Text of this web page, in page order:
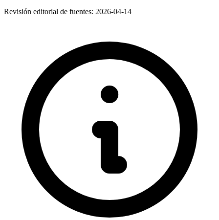
Revisión editorial de fuentes: 2026-04-14